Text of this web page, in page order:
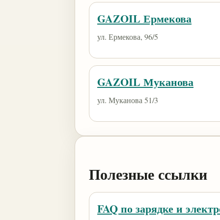
GAZOIL Ермекова
​ул. Ермекова, 96/5
GAZOIL Муканова
ул. Муканова 51/3
Полезные ссылки
FAQ по зарядке и